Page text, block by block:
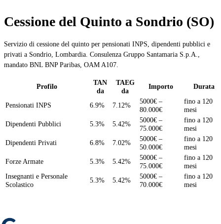
Cessione del Quinto a Sondrio (SO)
Servizio di cessione del quinto per pensionati INPS, dipendenti pubblici e
privati a Sondrio, Lombardia. Consulenza Gruppo Santamaria S.p.A.,
mandato BNL BNP Paribas, OAM A107.
Profilo
TAN
da
TAEG
da
Importo Durata
Pensionati INPS 6.9% 7.12%
5000€ –
80.000€
fino a 120
mesi
Dipendenti Pubblici
5.3% 5.42%
5000€ –
75.000€
fino a 120
mesi
Dipendenti Privati
6.8% 7.02%
5000€ –
50.000€
fino a 120
mesi
Forze Armate
5.3% 5.42%
5000€ –
75.000€
fino a 120
mesi
Insegnanti e Personale
Scolastico
5.3% 5.42%
5000€ –
70.000€
fino a 120
mesi